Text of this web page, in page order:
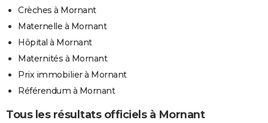
Crèches à Mornant
Maternelle à Mornant
Hôpital à Mornant
Maternités à Mornant
Prix immobilier à Mornant
Référendum à Mornant
Tous les résultats officiels à Mornant